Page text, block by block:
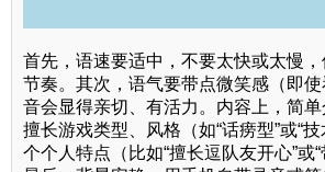
首先，语速要适中，不要太快或太慢
节奏。其次，语气要带点微笑感（即
音会显得亲切、有活力。内容上，简单
擅长游戏类型、风格（如“话痨型”或“
个个人特点（比如“擅长逗队友开心”或“